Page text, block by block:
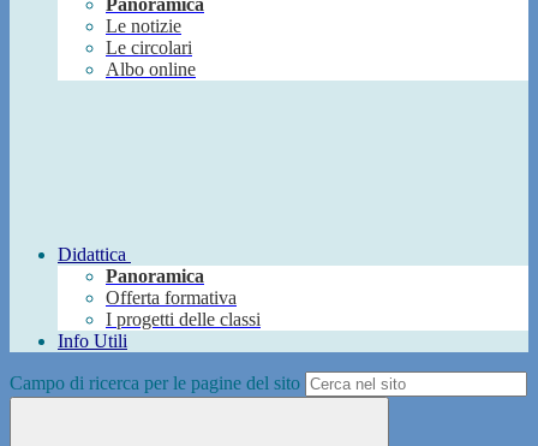
Panoramica
Le notizie
Le circolari
Albo online
Didattica
Panoramica
Offerta formativa
I progetti delle classi
Info Utili
Campo di ricerca per le pagine del sito